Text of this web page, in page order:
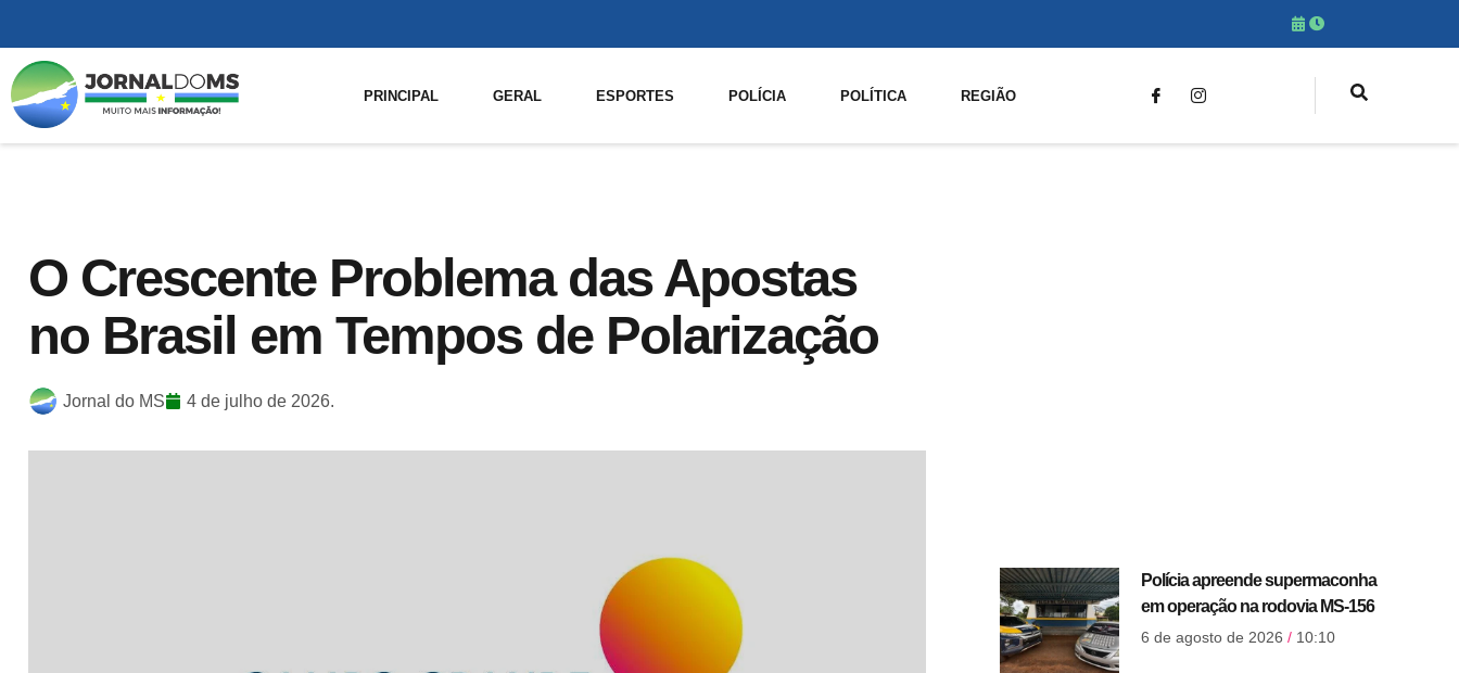
PRINCIPAL GERAL ESPORTES POLÍCIA POLÍTICA REGIÃO
O Crescente Problema das Apostas
no Brasil em Tempos de Polarização
Jornal do MS 4 de julho de 2026.
Polícia apreende supermaconha
em operação na rodovia MS-156
6 de agosto de 2026 10:10